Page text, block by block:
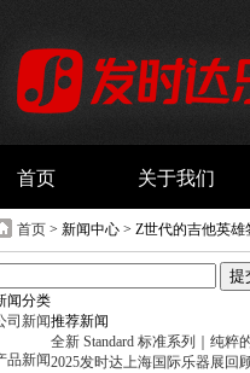
首页 关于我们
首页 > 新闻中心 > Z世代的吉他英雄
闻分类
司新闻
品新闻
推荐新闻
全新 Standard 标准系列｜纯粹
2025发时达上海国际乐器展回